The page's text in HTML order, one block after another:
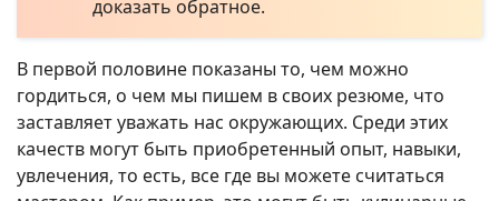
доказать обратное.
В первой половине показаны то, чем можно
гордиться, о чем мы пишем в своих резюме, что
заставляет уважать нас окружающих. Среди этих
качеств могут быть приобретенный опыт, навыки,
увлечения, то есть, все где вы можете считаться